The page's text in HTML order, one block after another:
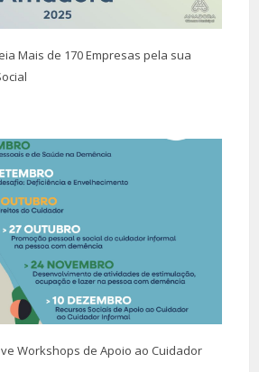
Mais de 170 Empresas pela sua
Workshops de Apoio ao Cuidador